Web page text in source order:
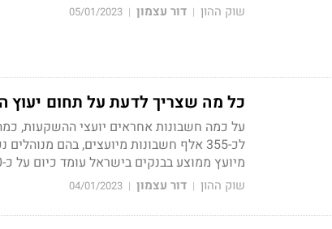
שוק ההון | דור עצמון |
05/01/2023
כל מה שצריך לדעת על תחום יעוץ
על כמה חשבונות אחראים יועצי ההשקעות,
מיועץ ממוצע בבנקים בישראל עומד כיום על כ-950 אלף שקל
שוק ההון | דור עצמון |
04/01/2023